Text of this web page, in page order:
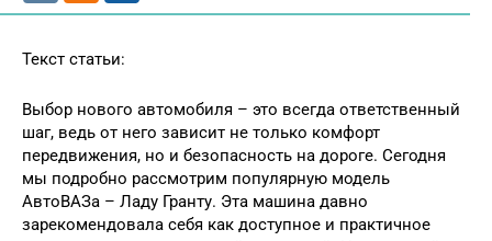
Текст статьи:
Выбор нового автомобиля – это всегда ответственный
шаг, ведь от него зависит не только комфорт
передвижения, но и безопасность на дороге. Сегодня
мы подробно рассмотрим популярную модель
АвтоВАЗа – Ладу Гранту. Эта машина давно
зарекомендовала себя как доступное и практичное